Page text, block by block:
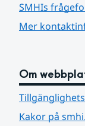
SMHIs
Mer
Om
Kakor på